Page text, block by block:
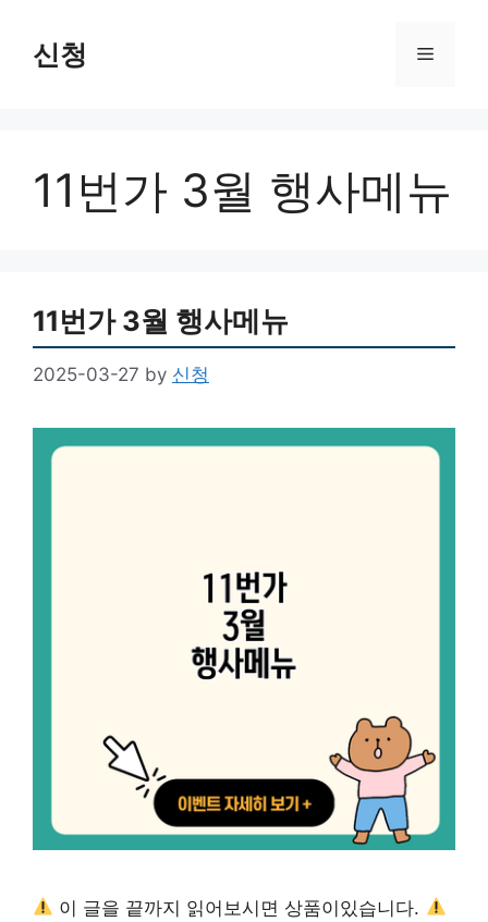
content신청 Menu
11번가 3월 행사메뉴
11번가 3월 행사메뉴
2025-03-27 by 신청
이 글을 끝까지 읽어보시면 상품이있습니다.